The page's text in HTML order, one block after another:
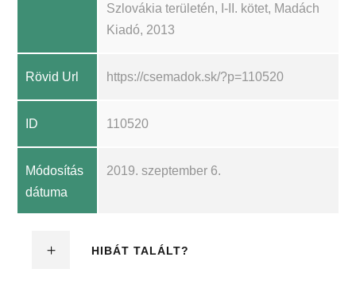
Szlovákia területén, I-II. kötet, Madách
Kiadó, 2013
Rövid Url https://csemadok.sk/?p=110520
ID 110520
Módosítás
dátuma
2019. szeptember 6.
HIBÁT TALÁLT?